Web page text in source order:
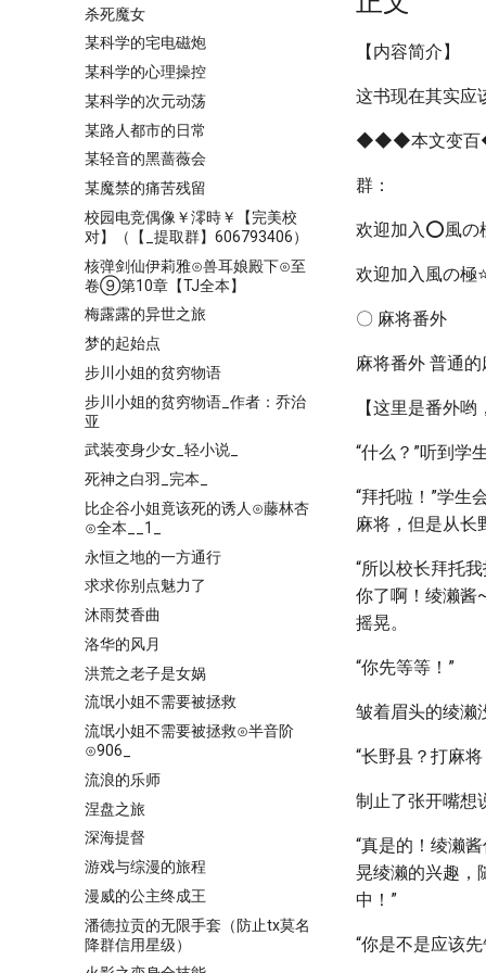
杀死魔女
某科学的宅电磁炮
某科学的心理操控
某科学的次元动荡
某路人都市的日常
某轻音的黑蔷薇会
某魔禁的痛苦残留
校园电竞偶像￥澪時￥【完美校
对】（【_提取群】606793406）
核弹剑仙伊莉雅⊙兽耳娘殿下⊙至
卷⑨第10章【TJ全本】
梅露露的异世之旅
梦的起始点
步川小姐的贫穷物语
步川小姐的贫穷物语_作者：乔治
亚
武装变身少女_轻小说_
死神之白羽_完本_
比企谷小姐竟该死的诱人⊙藤林杏
⊙全本__1_
永恒之地的一方通行
求求你别点魅力了
沐雨焚香曲
洛华的风月
洪荒之老子是女娲
流氓小姐不需要被拯救
流氓小姐不需要被拯救⊙半音阶
⊙906_
流浪的乐师
涅盘之旅
深海提督
游戏与综漫的旅程
漫威的公主终成王
潘德拉贡的无限手套（防止tx莫名
降群信用星级）
【内容简介】
这书现在其实应
◆◆◆本文变
群：
欢迎加入⭕風の
欢迎加入風の極
〇 麻将番外
麻将番外 普通
【这里是番外
“什么？”听到学
“拜托啦！”学生
麻将，但是从长
“所以校长拜托
你了啊！绫濑酱
摇晃。
“你先等等！”
皱着眉头的绫濑
“长野县？打麻
制止了张开嘴想
“真是的！绫濑
晃绫濑的兴趣，
中！”
“你是不是应该